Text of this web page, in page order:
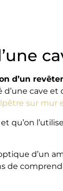
d’un
d’une cave
sur mur
qu’on
d’un